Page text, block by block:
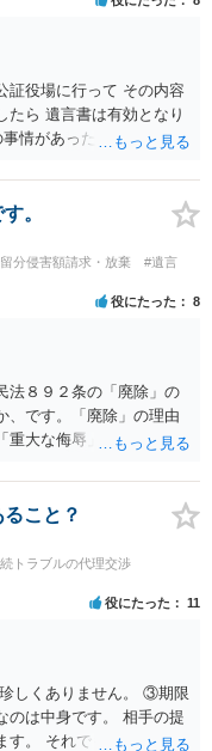
証役場に行って その内容
たら 遺言書は有効となり
情があったことが証明で
ここにいたら殺される」
は出来ない。俺は携帯電
話は聞かなくて良い」と
に毒が入っている」「体
です。 当時の診療記
護士に面談で相談された
。
分侵害額請求・放棄
#遺言
役にたった 8
法８９２条の「廃除」の
、です。「廃除」の理由
重大な侮辱」を受けた
）。 弁護士に具体的な事
際に法律相談を受けるこ
こと？
トラブルの代理交渉
役にたった 11
しくありません。 ③期限
のは中身です。 相手の提
す。 それでもあなた有利